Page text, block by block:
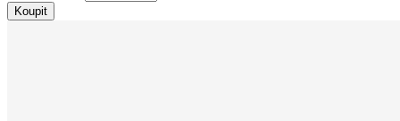
Koupit